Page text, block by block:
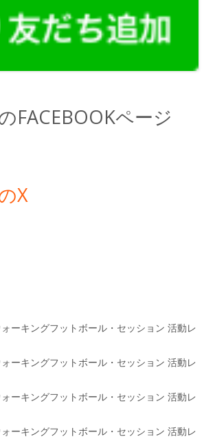
FACEBOOKページ
X
ーキングフットボール・セッション 活動レ
ーキングフットボール・セッション 活動レ
ーキングフットボール・セッション 活動レ
ーキングフットボール・セッション 活動レ